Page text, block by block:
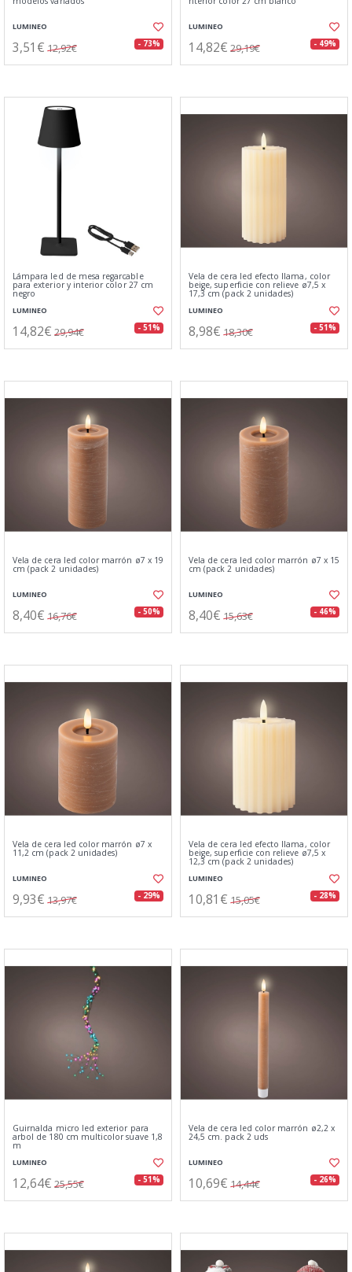
LUMINEO
3,51€ 12,92€ - 73%
LUMINEO
14,82€ 29,19€ - 49%
Lámpara led de mesa regarcable
para exterior y interior color 27 cm
negro
LUMINEO
14,82€ 29,94€ - 51%
Vela de cera led efecto llama, color
beige, superficie con relieve ø7,5 x
17,3 cm (pack 2 unidades)
LUMINEO
8,98€ 18,30€ - 51%
Vela de cera led color marrón ø7 x 19
cm (pack 2 unidades)
LUMINEO
8,40€ 16,76€ - 50%
Vela de cera led color marrón ø7 x 15
cm (pack 2 unidades)
LUMINEO
8,40€ 15,63€ - 46%
Vela de cera led color marrón ø7 x
11,2 cm (pack 2 unidades)
LUMINEO
9,93€ 13,97€ - 29%
Vela de cera led efecto llama, color
beige, superficie con relieve ø7,5 x
12,3 cm (pack 2 unidades)
LUMINEO
10,81€ 15,05€ - 28%
Guirnalda micro led exterior para
arbol de 180 cm multicolor suave 1,8
m
LUMINEO
12,64€ 25,55€ - 51%
Vela de cera led color marrón ø2,2 x
24,5 cm. pack 2 uds
LUMINEO
10,69€ 14,44€ - 26%